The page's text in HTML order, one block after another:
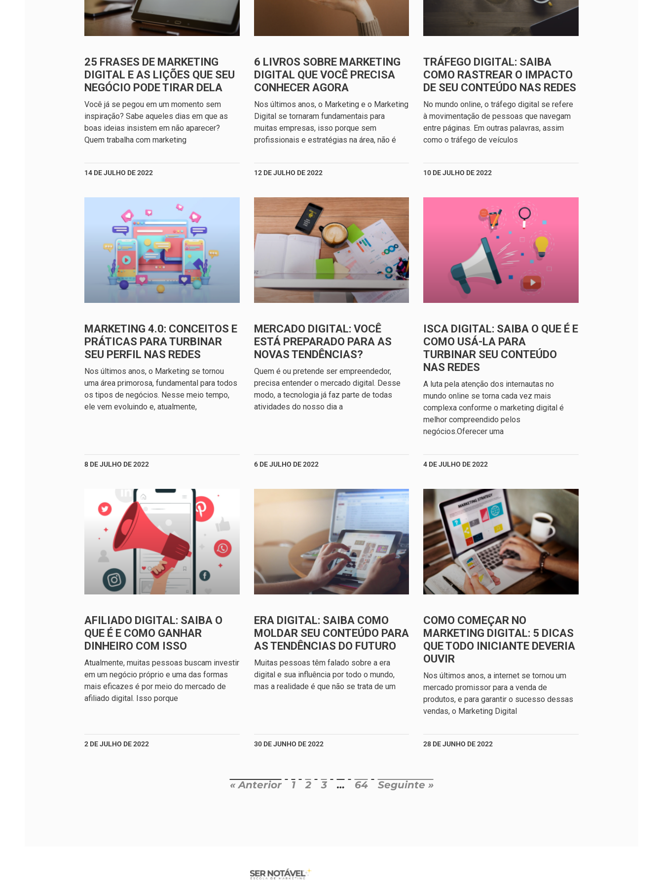
25 FRASES DE MARKETING
DIGITAL E AS LIÇÕES QUE SEU
NEGÓCIO PODE TIRAR DELA
Você já se pegou em um momento sem
inspiração? Sabe aqueles dias em que as
boas ideias insistem em não aparecer?
Quem trabalha com marketing
14 DE JULHO DE 2022
6 LIVROS SOBRE MARKETING
DIGITAL QUE VOCÊ PRECISA
CONHECER AGORA
Nos últimos anos, o Marketing e o Marketing
Digital se tornaram fundamentais para
muitas empresas, isso porque sem
profissionais e estratégias na área, não é
12 DE JULHO DE 2022
TRÁFEGO DIGITAL: SAIBA
COMO RASTREAR O IMPACTO
DE SEU CONTEÚDO NAS REDES
No mundo online, o tráfego digital se refere
à movimentação de pessoas que navegam
entre páginas. Em outras palavras, assim
como o tráfego de veículos
10 DE JULHO DE 2022
MARKETING 4.0: CONCEITOS E
PRÁTICAS PARA TURBINAR
SEU PERFIL NAS REDES
Nos últimos anos, o Marketing se tornou
uma área primorosa, fundamental para todos
os tipos de negócios. Nesse meio tempo,
ele vem evoluindo e, atualmente,
8 DE JULHO DE 2022
MERCADO DIGITAL: VOCÊ
ESTÁ PREPARADO PARA AS
NOVAS TENDÊNCIAS?
Quem é ou pretende ser empreendedor,
precisa entender o mercado digital. Desse
modo, a tecnologia já faz parte de todas
atividades do nosso dia a
6 DE JULHO DE 2022
ISCA DIGITAL: SAIBA O QUE É E
COMO USÁ-LA PARA
TURBINAR SEU CONTEÚDO
NAS REDES
A luta pela atenção dos internautas no
mundo online se torna cada vez mais
complexa conforme o marketing digital é
melhor compreendido pelos
negócios.Oferecer uma
4 DE JULHO DE 2022
AFILIADO DIGITAL: SAIBA O
QUE É E COMO GANHAR
DINHEIRO COM ISSO
Atualmente, muitas pessoas buscam investir
em um negócio próprio e uma das formas
mais eficazes é por meio do mercado de
afiliado digital. Isso porque
2 DE JULHO DE 2022
ERA DIGITAL: SAIBA COMO
MOLDAR SEU CONTEÚDO PARA
AS TENDÊNCIAS DO FUTURO
Muitas pessoas têm falado sobre a era
digital e sua influência por todo o mundo,
mas a realidade é que não se trata de um
30 DE JUNHO DE 2022
COMO COMEÇAR NO
MARKETING DIGITAL: 5 DICAS
QUE TODO INICIANTE DEVERIA
OUVIR
Nos últimos anos, a internet se tornou um
mercado promissor para a venda de
produtos, e para garantir o sucesso dessas
vendas, o Marketing Digital
28 DE JUNHO DE 2022
« Anterior 1 2 3 … 64 Seguinte »